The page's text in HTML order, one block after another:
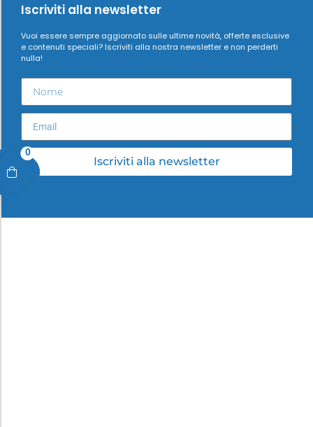
0
Iscriviti alla newsletter
Vuoi essere sempre aggiornato sulle ultime novità, offerte esclusive
e contenuti speciali? Iscriviti alla nostra newsletter e non perderti
nulla!
Iscriviti alla newsletter